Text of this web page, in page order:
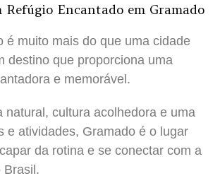
Refúgio Encantado em Gramado
é muito mais do que uma cidade
destino que proporciona uma
e memorável.
natural, cultura acolhedora e uma
e atividades, Gramado é o lugar
da rotina e se conectar com a
Brasil.